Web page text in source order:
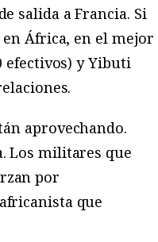
salida a Francia. Si
en África, en el mejor
efectivos) y Yibuti
aprovechando.
Los militares que
por
que